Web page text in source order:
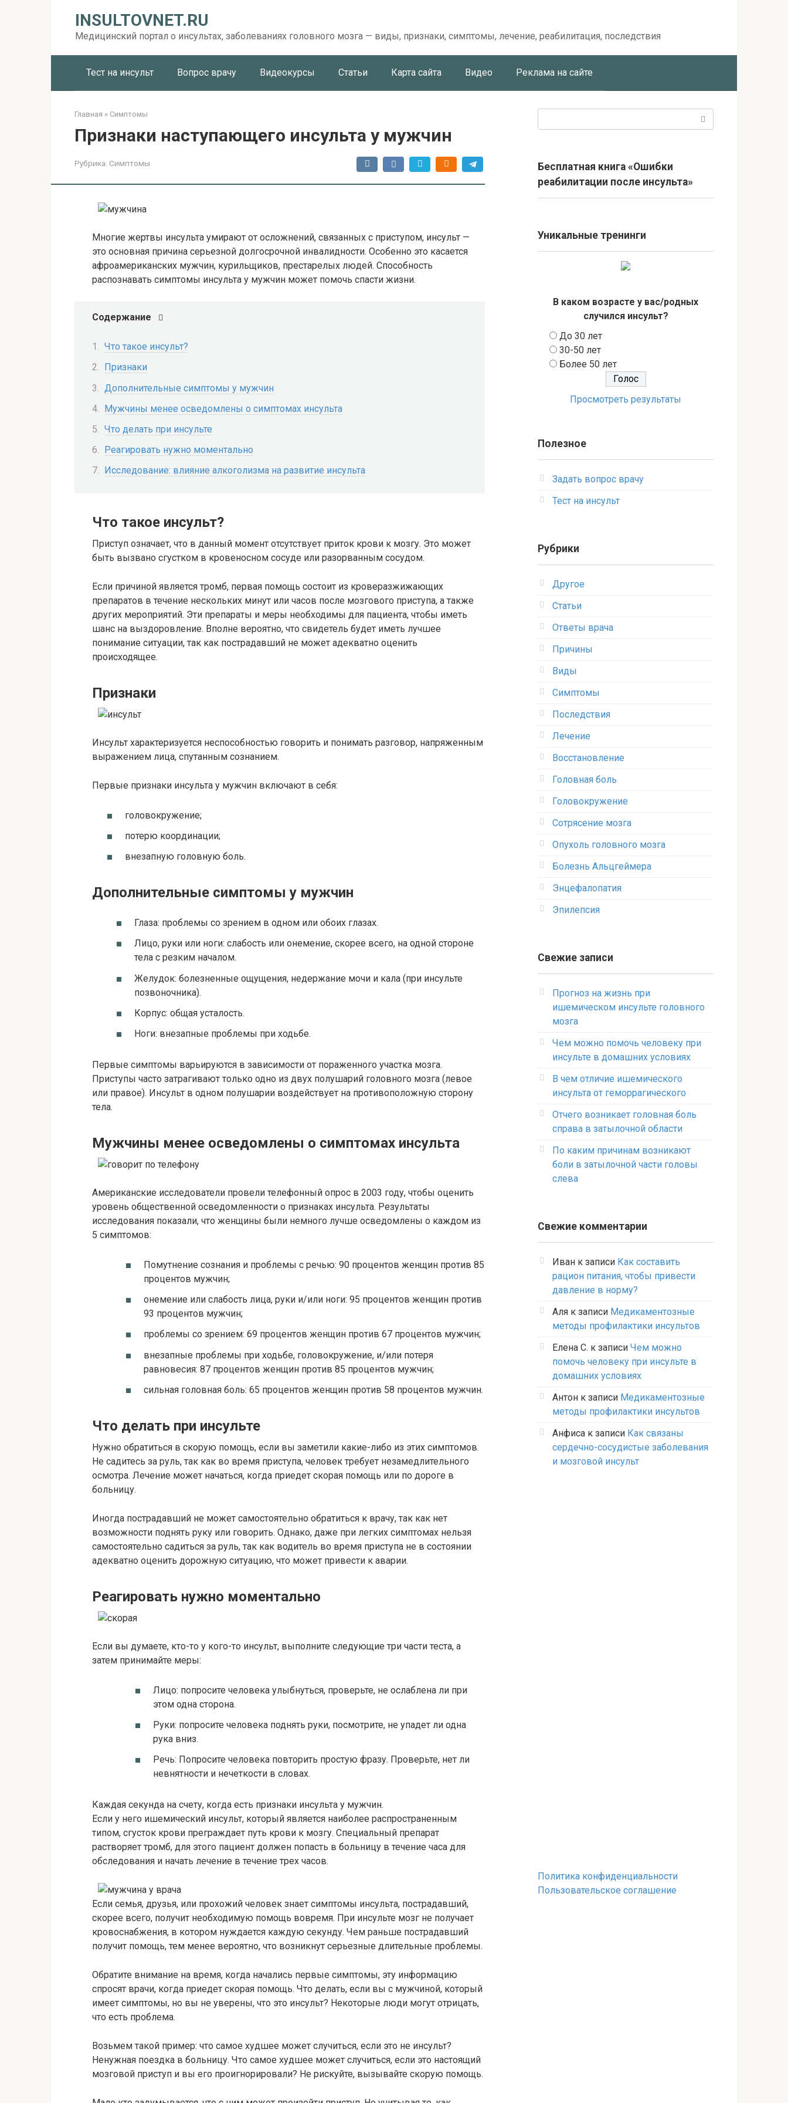
INSULTOVNET.RU
Медицинский портал о инсультах, заболеваниях головного мозга — виды, признаки, симптомы, лечение, реабилитация, последствия
Тест на инсульт Вопрос врачу Видеокурсы Статьи Карта сайта Видео Реклама на сайте
Главная » Симптомы
Признаки наступающего инсульта у мужчин
Рубрика: Симптомы
Многие жертвы инсульта умирают от осложнений, связанных с приступом, инсульт —
это основная причина серьезной долгосрочной инвалидности. Особенно это касается
афроамериканских мужчин, курильщиков, престарелых людей. Способность
распознавать симптомы инсульта у мужчин может помочь спасти жизни.
Содержание
Что такое инсульт?
Признаки
Дополнительные симптомы у мужчин
Мужчины менее осведомлены о симптомах инсульта
Что делать при инсульте
Реагировать нужно моментально
Исследование: влияние алкоголизма на развитие инсульта
Что такое инсульт?
Приступ означает, что в данный момент отсутствует приток крови к мозгу. Это может
быть вызвано сгустком в кровеносном сосуде или разорванным сосудом.
Если причиной является тромб, первая помощь состоит из кроверазжижающих
препаратов в течение нескольких минут или часов после мозгового приступа, а также
других мероприятий. Эти препараты и меры необходимы для пациента, чтобы иметь
шанс на выздоровление. Вполне вероятно, что свидетель будет иметь лучшее
понимание ситуации, так как пострадавший не может адекватно оценить
происходящее.
Признаки
Инсульт характеризуется неспособностью говорить и понимать разговор, напряженным
выражением лица, спутанным сознанием.
Первые признаки инсульта у мужчин включают в себя:
головокружение;
потерю координации;
внезапную головную боль.
Дополнительные симптомы у мужчин
Глаза: проблемы со зрением в одном или обоих глазах.
Лицо, руки или ноги: слабость или онемение, скорее всего, на одной стороне
тела с резким началом.
Желудок: болезненные ощущения, недержание мочи и кала (при инсульте
позвоночника).
Корпус: общая усталость.
Ноги: внезапные проблемы при ходьбе.
Первые симптомы варьируются в зависимости от пораженного участка мозга.
Приступы часто затрагивают только одно из двух полушарий головного мозга (левое
или правое). Инсульт в одном полушарии воздействует на противоположную сторону
тела.
Мужчины менее осведомлены о симптомах инсульта
Американские исследователи провели телефонный опрос в 2003 году, чтобы оценить
уровень общественной осведомленности о признаках инсульта. Результаты
исследования показали, что женщины были немного лучше осведомлены о каждом из
5 симптомов:
Помутнение сознания и проблемы с речью: 90 процентов женщин против 85
процентов мужчин;
онемение или слабость лица, руки и/или ноги: 95 процентов женщин против
93 процентов мужчин;
проблемы со зрением: 69 процентов женщин против 67 процентов мужчин;
внезапные проблемы при ходьбе, головокружение, и/или потеря
равновесия: 87 процентов женщин против 85 процентов мужчин;
сильная головная боль: 65 процентов женщин против 58 процентов мужчин.
Что делать при инсульте
Нужно обратиться в скорую помощь, если вы заметили какие-либо из этих симптомов.
Не садитесь за руль, так как во время приступа, человек требует незамедлительного
осмотра. Лечение может начаться, когда приедет скорая помощь или по дороге в
больницу.
Иногда пострадавший не может самостоятельно обратиться к врачу, так как нет
возможности поднять руку или говорить. Однако, даже при легких симптомах нельзя
самостоятельно садиться за руль, так как водитель во время приступа не в состоянии
адекватно оценить дорожную ситуацию, что может привести к аварии.
Реагировать нужно моментально
Если вы думаете, кто-то у кого-то инсульт, выполните следующие три части теста, а
затем принимайте меры:
Лицо: попросите человека улыбнуться, проверьте, не ослаблена ли при
этом одна сторона.
Руки: попросите человека поднять руки, посмотрите, не упадет ли одна
рука вниз.
Речь: Попросите человека повторить простую фразу. Проверьте, нет ли
невнятности и нечеткости в словах.
Каждая секунда на счету, когда есть признаки инсульта у мужчин.
Если у него ишемический инсульт, который является наиболее распространенным
типом, сгусток крови преграждает путь крови к мозгу. Специальный препарат
растворяет тромб, для этого пациент должен попасть в больницу в течение часа для
обследования и начать лечение в течение трех часов.
Если семья, друзья, или прохожий человек знает симптомы инсульта, пострадавший,
скорее всего, получит необходимую помощь вовремя. При инсульте мозг не получает
кровоснабжения, в котором нуждается каждую секунду. Чем раньше пострадавший
получит помощь, тем менее вероятно, что возникнут серьезные длительные проблемы.
Обратите внимание на время, когда начались первые симптомы, эту информацию
спросят врачи, когда приедет скорая помощь. Что делать, если вы с мужчиной, который
имеет симптомы, но вы не уверены, что это инсульт? Некоторые люди могут отрицать,
что есть проблема.
Возьмем такой пример: что самое худшее может случиться, если это не инсульт?
Ненужная поездка в больницу. Что самое худшее может случиться, если это настоящий
мозговой приступ и вы его проигнорировали? Не рискуйте, вызывайте скорую помощь.
Бесплатная книга «Ошибки
реабилитации после инсульта»
Уникальные тренинги
В каком возрасте у вас/родных
случился инсульт?
До 30 лет
30-50 лет
Более 50 лет
Просмотреть результаты
Полезное
Задать вопрос врачу
Тест на инсульт
Рубрики
Другое
Статьи
Ответы врача
Причины
Виды
Симптомы
Последствия
Лечение
Восстановление
Головная боль
Головокружение
Сотрясение мозга
Опухоль головного мозга
Болезнь Альцгеймера
Энцефалопатия
Эпилепсия
Свежие записи
Прогноз на жизнь при
ишемическом инсульте головного
мозга
Чем можно помочь человеку при
инсульте в домашних условиях
В чем отличие ишемического
инсульта от геморрагического
Отчего возникает головная боль
справа в затылочной области
По каким причинам возникают
боли в затылочной части головы
слева
Свежие комментарии
Иван к записи Как составить
рацион питания, чтобы привести
давление в норму?
Аля к записи Медикаментозные
методы профилактики инсультов
Елена С. к записи Чем можно
помочь человеку при инсульте в
домашних условиях
Антон к записи Медикаментозные
методы профилактики инсультов
Анфиса к записи Как связаны
сердечно-сосудистые заболевания
и мозговой инсульт
Политика конфиденциальности
Пользовательское соглашение